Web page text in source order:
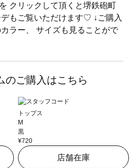
クリックして頂くと堺鉄砲町
もご覧いただけます♡ ↓ご購入
ラー、 サイズも見ることがで
のご購入はこちら
トップス
M
黒
¥720
店舗在庫